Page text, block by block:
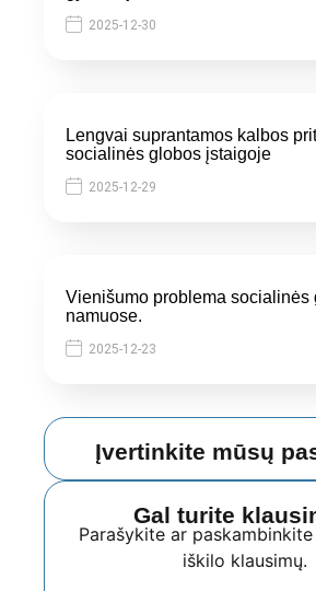
2025-12-30
Lengvai suprantamos kalbos
socialinės globos įstaigoje
2025-12-29
Vienišumo problema socialinės
namuose.
2025-12-23
Įvertinkite mūsų
Gal turite
Parašykite ar
iškilo klausimų.